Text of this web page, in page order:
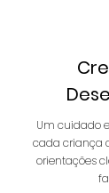
Um cuidado
cada criança
orientações